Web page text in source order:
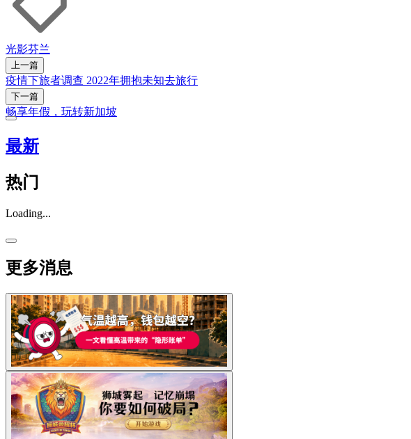
光影芬兰
上一篇
疫情下旅者调查 2022年拥抱未知去旅行
下一篇
畅享年假，玩转新加坡
最新
热门
Loading...
更多消息